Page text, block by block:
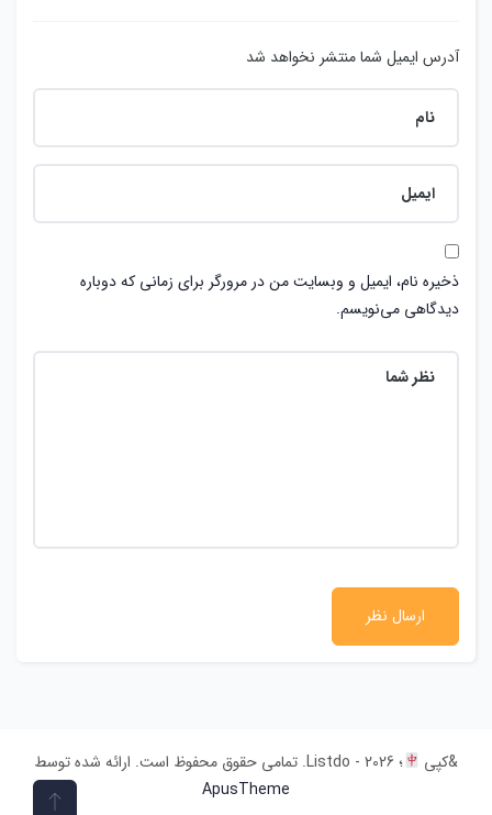
آدرس ایمیل شما منتشر نخواهد شد
ذخیره نام، ایمیل و وبسایت من در مرورگر برای زمانی که دوباره
دیدگاهی می‌نویسم.
&کپی
؛ 2026 - Listdo. تمامی حقوق محفوظ است. ارائه شده توسط
ApusTheme